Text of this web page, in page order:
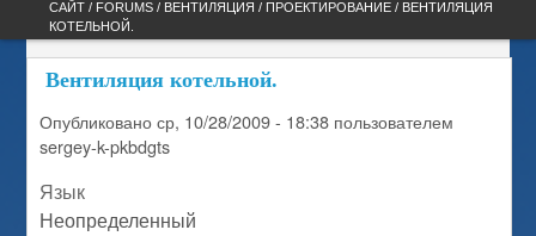
САЙТ /
ВЫ ЗДЕСЬ
FORUMS/ ВЕНТИЛЯЦИЯ / ПРОЕКТИРОВАНИЕ/ ВЕНТИЛЯЦИЯ
КОТЕЛЬНОЙ.
Вентиляция котельной.
Опубликованоср, 10/28/2009 - 18:38 пользователем
sergey-k-pkbdgts
Язык
Неопределенный